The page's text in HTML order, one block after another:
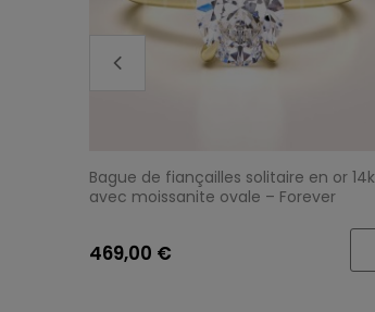
Bague de fiançailles solitaire en or 14k
avec moissanite ovale – Forever
469,00 €